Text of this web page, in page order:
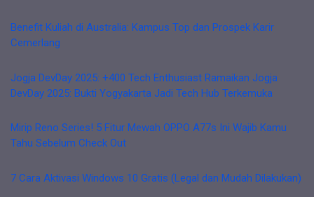
Benefit Kuliah di Australia: Kampus Top dan Prospek Karir
Cemerlang
Jogja DevDay 2025: +400 Tech Enthusiast Ramaikan Jogja
DevDay 2025: Bukti Yogyakarta Jadi Tech Hub Terkemuka
Mirip Reno Series! 5 Fitur Mewah OPPO A77s Ini Wajib Kamu
Tahu Sebelum Check Out
7 Cara Aktivasi Windows 10 Gratis (Legal dan Mudah Dilakukan)